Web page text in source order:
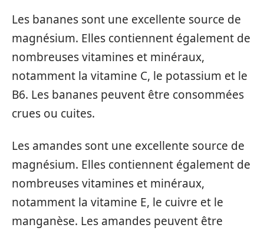
Les bananes sont une excellente source de
magnésium. Elles contiennent également de
nombreuses vitamines et minéraux,
notamment la vitamine C, le potassium et le
B6. Les bananes peuvent être consommées
crues ou cuites.
Les amandes sont une excellente source de
magnésium. Elles contiennent également de
nombreuses vitamines et minéraux,
notamment la vitamine E, le cuivre et le
manganèse. Les amandes peuvent être